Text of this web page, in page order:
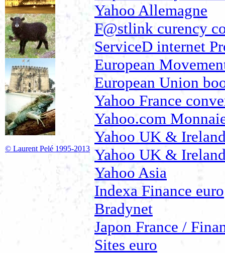
© Laurent Pelé 1995-2013
Yahoo Allemagne
F@stlink curency
ServiceD internet
European
European Union
Yahoo France
Yahoo.com
Yahoo UK &
Yahoo UK &
Yahoo Asia
Indexa Finance euro
Bradynet
Japon France /
Sites euro